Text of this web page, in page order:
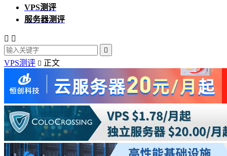
VPS测评
服务器测评
 

VPS测评  正文